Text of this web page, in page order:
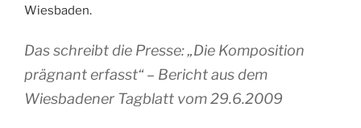
Wiesbaden.
Das schreibt die Presse: „Die Komposition
prägnant erfasst“ – Bericht aus dem
Wiesbadener Tagblatt vom 29.6.2009